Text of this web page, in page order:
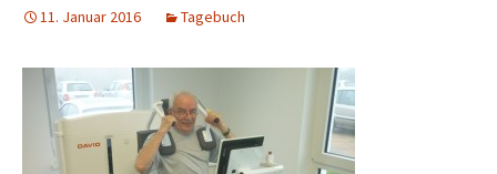
11. Januar 2016 Tagebuch